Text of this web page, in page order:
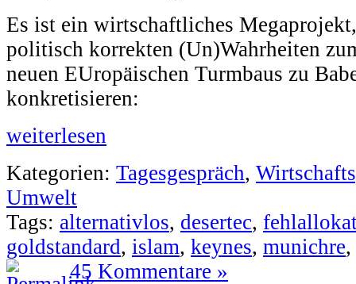
Es ist ein wirtschaftliches
politisch korrekten (Un)Wahrheiten
neuen EUropäischen Turmbaus zu
konkretisieren:
weiterlesen
Kategorien: Tagesgespräch,
Umwelt
Tags: alternativlos, desertec,
goldstandard, islam, keynes, munichre,
45 Kommentare »